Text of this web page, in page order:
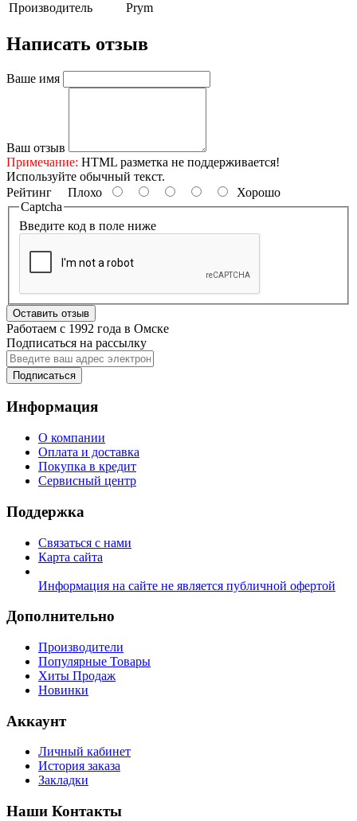
Производитель
Prym
Написать отзыв
Ваше имя
Ваш отзыв
Примечание: HTML разметка не поддерживается!
Используйте обычный текст.
Рейтинг Плохо
Хорошо
Captcha
Введите код в поле ниже
Оставить отзыв
Работаем с 1992 года в Омске
Подписаться на рассылку
Подписаться
Информация
О компании
Оплата и доставка
Покупка в кредит
Сервисный центр
Поддержка
Связаться с нами
Карта сайта
Информация на сайте не является публичной офертой
Дополнительно
Производители
Популярные Товары
Хиты Продаж
Новинки
Аккаунт
Личный кабинет
История заказа
Закладки
Наши Контакты